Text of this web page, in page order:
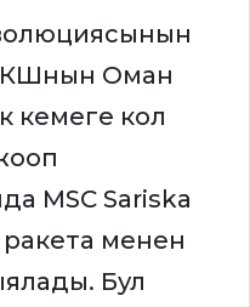
Оман
кемеге кол
MSC Sariska
менен
Бул